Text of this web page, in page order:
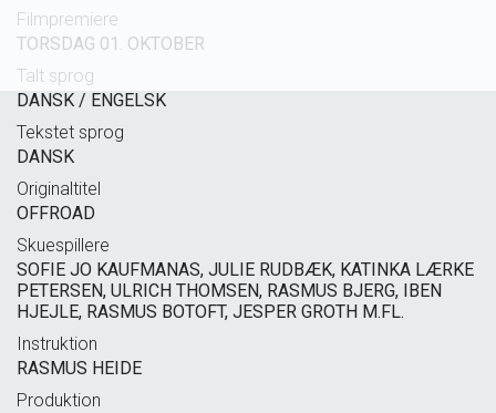
Filmpremiere
TORSDAG 01. OKTOBER
Talt sprog
DANSK / ENGELSK
Tekstet sprog
DANSK
Originaltitel
OFFROAD
Skuespillere
SOFIE JO KAUFMANAS, JULIE RUDBÆK, KATINKA LÆRKE
PETERSEN, ULRICH THOMSEN, RASMUS BJERG, IBEN
HJEJLE, RASMUS BOTOFT, JESPER GROTH M.FL.
Instruktion
RASMUS HEIDE
Produktion